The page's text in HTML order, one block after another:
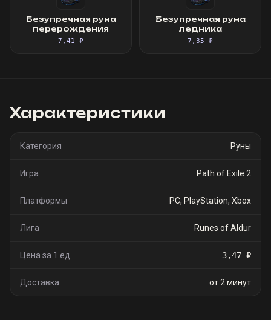
Безупречная руна
перерождения
7,41 ₽
Безупречная руна
ледника
7,35 ₽
Характеристики
Категория Руны
Игра Path of Exile 2
Платформы PC, PlayStation, Xbox
Лига Runes of Aldur
Цена за 1 ед. 3,47 ₽
Доставка от 2 минут